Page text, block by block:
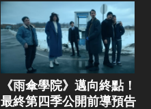
《雨傘學院》邁向終點！
最終第四季公開前導預告